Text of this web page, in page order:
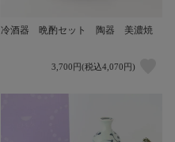
冷酒器 晩酌セット 陶器 美濃焼
3,700円(税込4,070円)